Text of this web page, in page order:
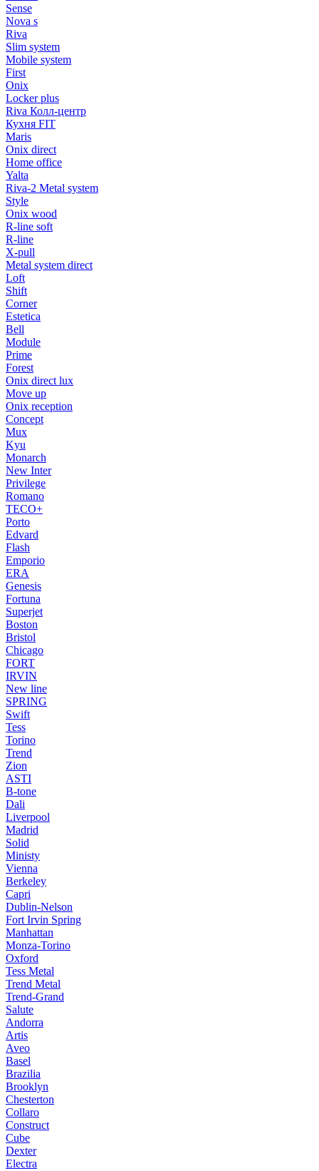
Sense
Nova s
Riva
Slim system
Mobile system
First
Onix
Locker plus
Riva Колл-центр
Кухня FIT
Maris
Onix direct
Home office
Yalta
Riva-2 Metal system
Style
Onix wood
R-line soft
R-line
X-pull
Metal system direct
Loft
Shift
Corner
Estetica
Bell
Module
Prime
Forest
Onix direct lux
Move up
Onix reception
Concept
Mux
Kyu
Monarch
New Inter
Privilege
Romano
TECO+
Porto
Edvard
Flash
Emporio
ERA
Genesis
Fortuna
Superjet
Boston
Bristol
Chicago
FORT
IRVIN
New line
SPRING
Swift
Tess
Torino
Trend
Zion
ASTI
B-tone
Dali
Liverpool
Madrid
Solid
Ministy
Vienna
Berkeley
Capri
Dublin-Nelson
Fort Irvin Spring
Manhattan
Monza-Torino
Oxford
Tess Metal
Trend Metal
Trend-Grand
Salute
Andorra
Artis
Aveo
Basel
Brazilia
Brooklyn
Chesterton
Collaro
Construct
Cube
Dexter
Electra